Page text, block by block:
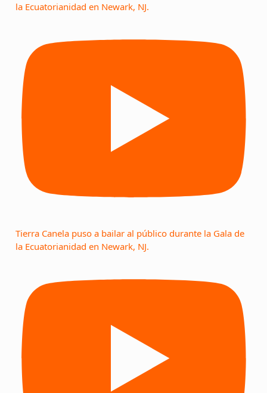
la Ecuatorianidad en Newark, NJ.
Tierra Canela puso a bailar al público durante la Gala de
la Ecuatorianidad en Newark, NJ.